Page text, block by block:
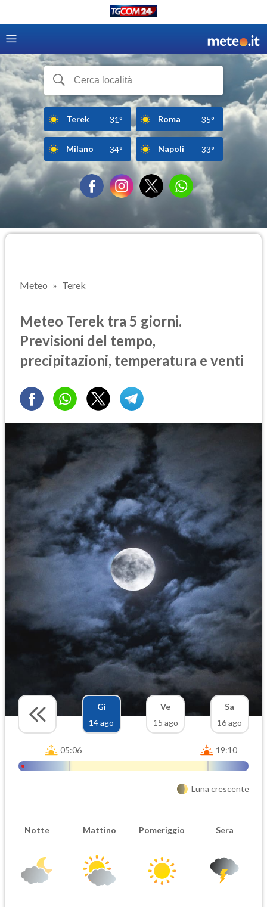
Terek 31° Roma 35°
Milano 34° Napoli 33°
Meteo Terek
Meteo Terek tra 5 giorni.
Previsioni del tempo,
precipitazioni, temperatura e venti
Gi
14 ago
Ve
15 ago
Sa
16 ago
05:06 19:10
Luna crescente
Notte Mattino Pomeriggio Sera